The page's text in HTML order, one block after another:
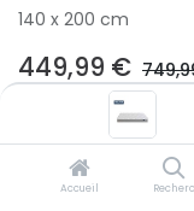
Accueil
140 x 200 cm
449,99 €